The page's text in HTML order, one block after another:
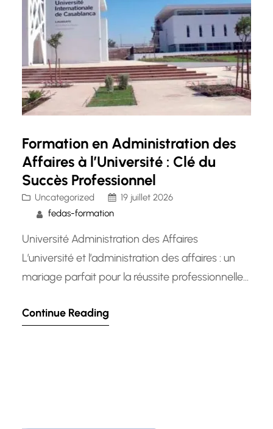
Formation en Administration des
Affaires à l’Université : Clé du
Succès Professionnel
Uncategorized
19 juillet 2026
fedas-formation
Université Administration des Affaires
L’université et l’administration des affaires : un
mariage parfait pour la réussite professionnelle
d’étude passionnant et essentiel pour ceux qui
Continue Reading